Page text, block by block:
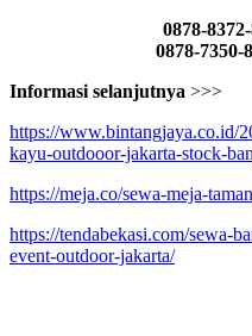
0878-
0878-
Informasi selanjutnya >>>
https://www.bintangjaya.co.id/
kayu-outdooor-jakarta-stock-
https://meja.co/sewa-meja-
https://tendabekasi.com/sewa-
event-outdoor-jakarta/